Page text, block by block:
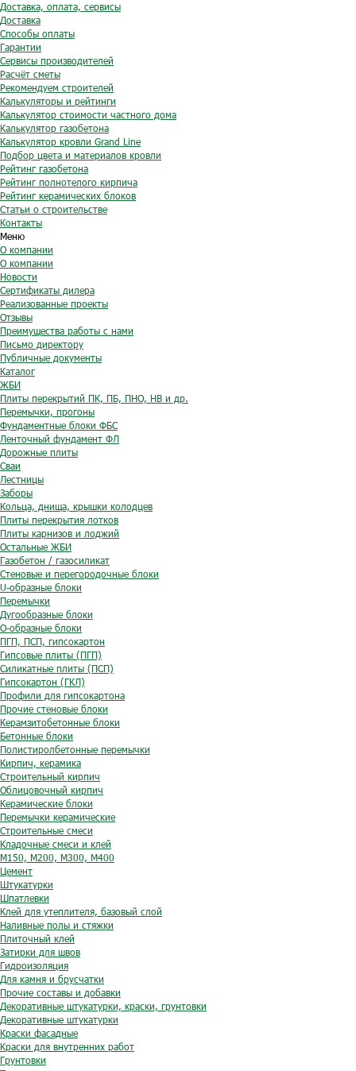
Доставка, оплата, сервисы
Доставка
Способы оплаты
Гарантии
Сервисы производителей
Расчёт сметы
Рекомендуем строителей
Калькуляторы и рейтинги
Калькулятор стоимости частного дома
Калькулятор газобетона
Калькулятор кровли Grand Line
Подбор цвета и материалов кровли
Рейтинг газобетона
Рейтинг полнотелого кирпича
Рейтинг керамических блоков
Статьи о строительстве
Контакты
Меню
О компании
О компании
Новости
Сертификаты дилера
Реализованные проекты
Отзывы
Преимущества работы с нами
Письмо директору
Публичные документы
Каталог
ЖБИ
Плиты перекрытий ПК, ПБ, ПНО, НВ и др.
Перемычки, прогоны
Фундаментные блоки ФБС
Ленточный фундамент ФЛ
Дорожные плиты
Сваи
Лестницы
Заборы
Кольца, днища, крышки колодцев
Плиты перекрытия лотков
Плиты карнизов и лоджий
Остальные ЖБИ
Газобетон / газосиликат
Стеновые и перегородочные блоки
U-образные блоки
Перемычки
Дугообразные блоки
O-образные блоки
ПГП, ПСП, гипсокартон
Гипсовые плиты (ПГП)
Силикатные плиты (ПСП)
Гипсокартон (ГКЛ)
Профили для гипсокартона
Прочие стеновые блоки
Керамзитобетонные блоки
Бетонные блоки
Полистиролбетонные перемычки
Кирпич, керамика
Строительный кирпич
Облицовочный кирпич
Керамические блоки
Перемычки керамические
Строительные смеси
Кладочные смеси и клей
М150, М200, М300, М400
Цемент
Штукатурки
Шпатлевки
Клей для утеплителя, базовый слой
Наливные полы и стяжки
Плиточный клей
Затирки для швов
Гидроизоляция
Для камня и брусчатки
Прочие составы и добавки
Декоративные штукатурки, краски, грунтовки
Декоративные штукатурки
Краски фасадные
Краски для внутренних работ
Грунтовки